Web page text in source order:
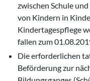
zwischen Schule
von Kindern in
Kindertagespflege
fallen zum
Die erforderlichen
Beförderung zur